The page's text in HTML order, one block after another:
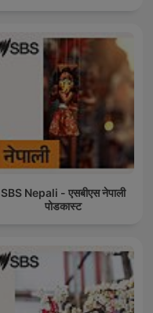
SBS Nepali - एसबीएस नेपाली
पोडकास्ट